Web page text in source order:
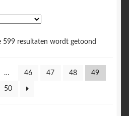
599 resultaten wordt getoond
… 46 47 48 49
50